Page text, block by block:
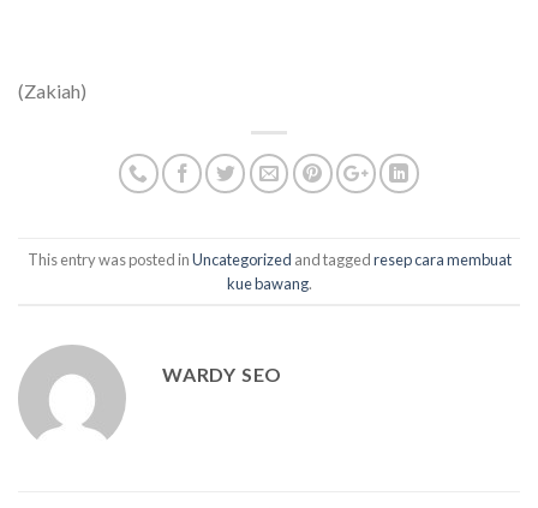
(Zakiah)
This entry was posted inUncategorized and taggedresep cara membuat
kue bawang.
WARDY SEO